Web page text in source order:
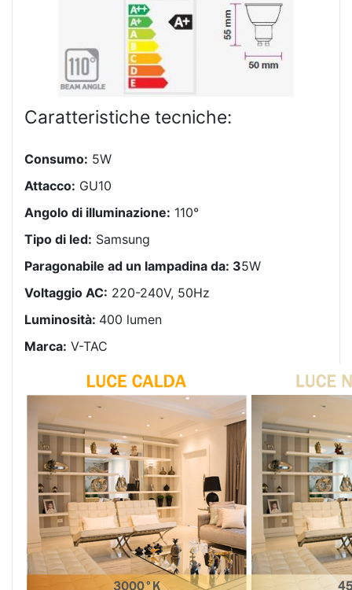
Caratteristiche tecniche:
Consumo: 5W
Attacco: GU10
Angolo di illuminazione: 110°
Tipo di led: Samsung
Paragonabile ad un lampadina da: 35W
Voltaggio AC: 220-240V, 50Hz
Luminosità: 400 lumen
Marca: V-TAC